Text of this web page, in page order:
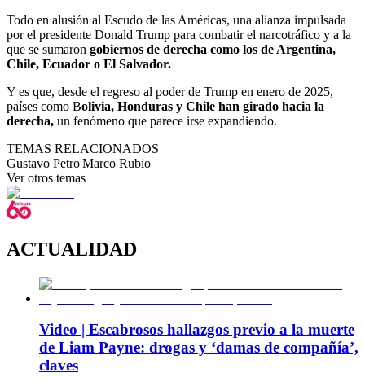
Todo en alusión al Escudo de las Américas, una alianza impulsada
por el presidente Donald Trump para combatir el narcotráfico y a la
que se sumaron gobiernos de derecha como los de Argentina,
Chile, Ecuador o El Salvador.
Y es que, desde el regreso al poder de Trump en enero de 2025,
países como Bolivia, Honduras y Chile han girado hacia la
derecha, un fenómeno que parece irse expandiendo.
TEMAS RELACIONADOS
Gustavo Petro|Marco Rubio
Ver otros temas
ACTUALIDAD
Video | Escabrosos hallazgos previo a la muerte
de Liam Payne: drogas y ‘damas de compañía’,
claves